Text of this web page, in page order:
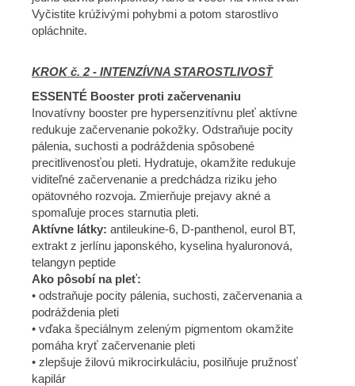
Vyčistite krúživými pohybmi a potom starostlivo
opláchnite.
KROK č. 2 - INTENZÍVNA STAROSTLIVOSŤ
ESSENTÉ Booster proti začervenaniu
Inovatívny booster pre hypersenzitívnu pleť aktívne
redukuje začervenanie pokožky. Odstraňuje pocity
pálenia, suchosti a podráždenia spôsobené
precitlivenosťou pleti. Hydratuje, okamžite redukuje
viditeľné začervenanie a predchádza riziku jeho
opätovného rozvoja. Zmierňuje prejavy akné a
spomaľuje proces starnutia pleti.
Aktívne látky: antileukine-6, D-panthenol, eurol BT,
extrakt z jerlínu japonského, kyselina hyaluronová,
telangyn peptide
Ako pôsobí na pleť:
• odstraňuje pocity pálenia, suchosti, začervenania a
podráždenia pleti
• vďaka špeciálnym zeleným pigmentom okamžite
pomáha kryť začervenanie pleti
• zlepšuje žilovú mikrocirkuláciu, posilňuje pružnosť
kapilár